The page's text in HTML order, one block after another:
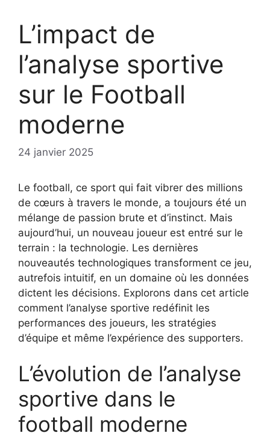
L’impact de
l’analyse sportive
sur le Football
moderne
24 janvier 2025
Le football, ce sport qui fait vibrer des millions
de cœurs à travers le monde, a toujours été un
mélange de passion brute et d’instinct. Mais
aujourd’hui, un nouveau joueur est entré sur le
terrain : la technologie. Les dernières
nouveautés technologiques transforment ce jeu,
autrefois intuitif, en un domaine où les données
dictent les décisions. Explorons dans cet article
comment l’analyse sportive redéfinit les
performances des joueurs, les stratégies
d’équipe et même l’expérience des supporters.
L’évolution de l’analyse
sportive dans le
football moderne